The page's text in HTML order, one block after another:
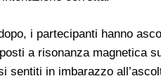
i partecipanti hanno
a risonanza magnetica
sentiti in imbarazzo